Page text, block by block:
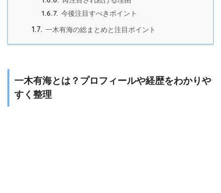
1.6.7. 今後注目すべきポイント
1.7. 一木有海の総まとめと注目ポイント
一木有海とは？プロフィールや経歴をわかりや
すく整理